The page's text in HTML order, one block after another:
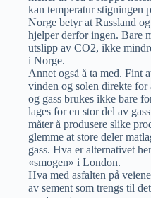
kan temperatur stigningen
Norge betyr at Russland
hjelper derfor ingen. Bare
utslipp av CO2, ikke
i Norge.
Annet også å ta med. Fint
vinden og solen direkte for
og gass brukes ikke bare
lages for en stor del av
måter å produsere slike
glemme at store deler
gass. Hva er alternativet
«smogen» i London.
Hva med asfalten på
av sement som trengs til